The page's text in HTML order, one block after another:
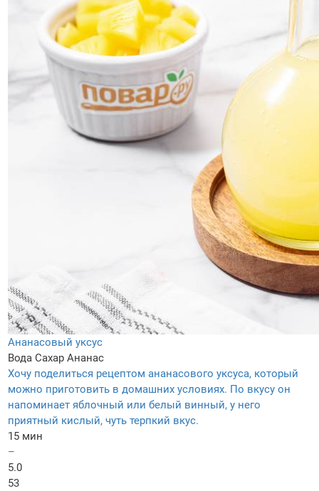
Ананасовый уксус
Вода Сахар Ананас
Хочу поделиться рецептом ананасового уксуса, который
можно приготовить в домашних условиях. По вкусу он
напоминает яблочный или белый винный, у него
приятный кислый, чуть терпкий вкус.
15 мин
–
5.0
53